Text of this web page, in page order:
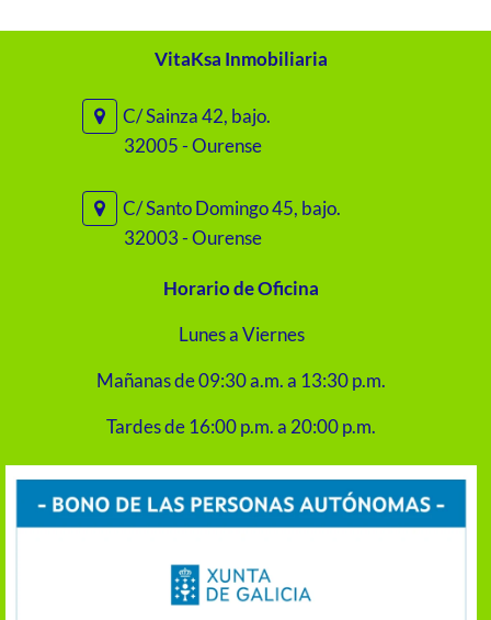
VitaKsa Inmobiliaria
C/ Sainza 42, bajo.
32005 - Ourense
C/ Santo Domingo 45, bajo.
32003 - Ourense
Horario de Oficina
Lunes a Viernes
Mañanas de 09:30 a.m. a 13:30 p.m.
Tardes de 16:00 p.m. a 20:00 p.m.